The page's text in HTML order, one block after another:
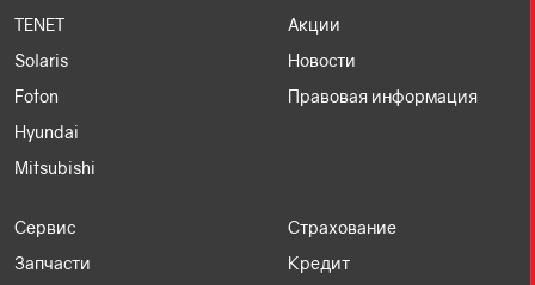
TENET
Solaris
Foton
Hyundai
Mitsubishi
Акции
Новости
Правовая информация
Сервис
Запчасти
Страхование
Кредит